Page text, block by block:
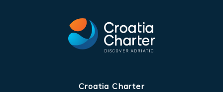
Croatia Charter